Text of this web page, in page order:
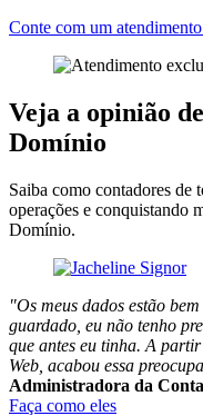
Conte com um
Veja a opinião
Domínio
Saiba como contadores de
operações e conquistando
Domínio.
"Os meus dados estão
guardado, eu não tenho
que antes eu tinha. A
Web, acabou essa
Administradora da
Faça como eles